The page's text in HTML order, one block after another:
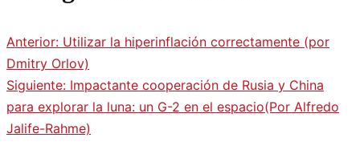
Anterior: Utilizar la hiperinflación correctamente (por
Dmitry Orlov)
Siguiente: Impactante cooperación de Rusia y China
para explorar la luna: un G-2 en el espacio(Por Alfredo
Jalife-Rahme)